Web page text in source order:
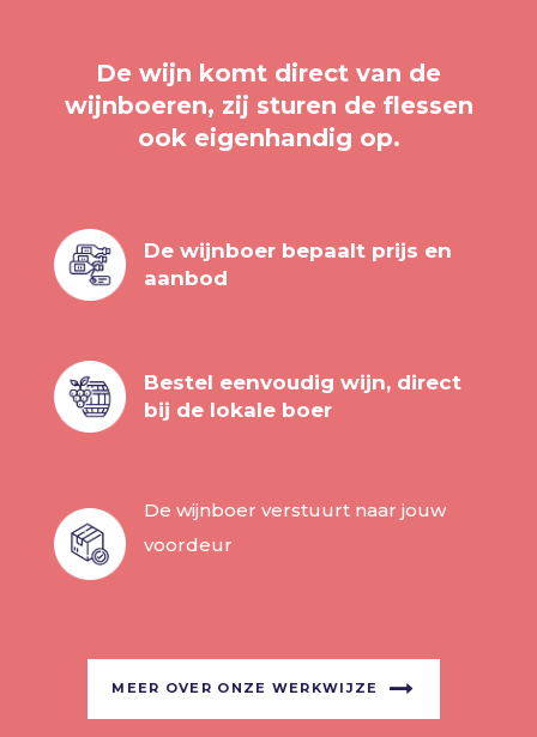
De wijn komt direct van de
wijnboeren, zij sturen de flessen
ook eigenhandig op.
De wijnboer bepaalt prijs en
aanbod
Bestel eenvoudig wijn, direct
bij de lokale boer
De wijnboer verstuurt naar jouw
voordeur
MEER OVER ONZE WERKWIJZE